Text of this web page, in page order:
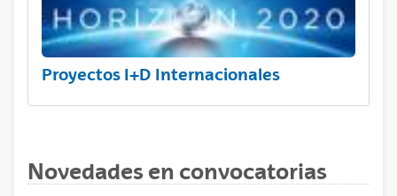
Proyectos I+D Internacionales
Novedades en convocatorias